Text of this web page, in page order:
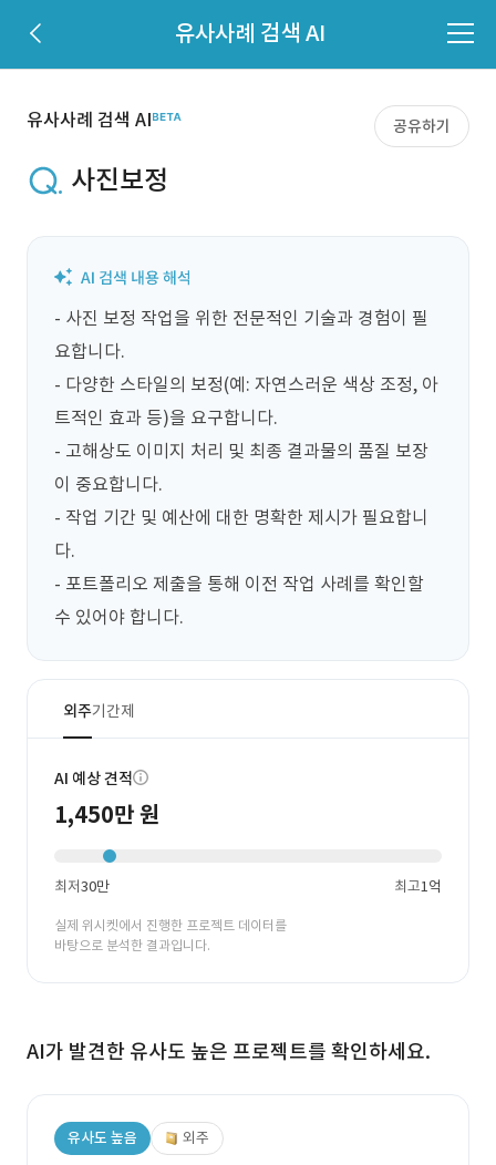
유사사례 검색 AI
유사사례 검색 AI 공유하기
사진보정
- 사진 보정 작업을 위한 전문적인 기술과 경험이 필
요합니다.
- 다양한 스타일의 보정(예: 자연스러운 색상 조정, 아
트적인 효과 등)을 요구합니다.
- 고해상도 이미지 처리 및 최종 결과물의 품질 보장
이 중요합니다.
- 작업 기간 및 예산에 대한 명확한 제시가 필요합니
다.
- 포트폴리오 제출을 통해 이전 작업 사례를 확인할
수 있어야 합니다.
외주기간제
AI 예상 견적
1,450만 원
최저30만 최고1억
실제 위시켓에서 진행한 프로젝트 데이터를
바탕으로 분석한 결과입니다.
AI가 발견한 유사도 높은 프로젝트를 확인하세요.
유사도 높음 외주